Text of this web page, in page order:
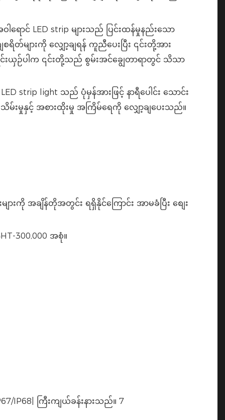
ရောင် LED strip များသည် ပြင်းထန်မှုနည်းသော
များကို လျှော့ချရန် ကူညီပေးပြီး ၎င်းတို့အား
နှိုင်းယှဉ်ပါက ၎င်းတို့သည် စွမ်းအင်ချွေတာရာတွင် သိသာ
strip light သည် ပုံမှန်အားဖြင့် နာရီပေါင်း သောင်း
းမှုနှင့် အစားထိုးမှု အကြိမ်ရေကို လျှော့ချပေးသည်။
အချိန်တိုအတွင်း ရရှိနိုင်ကြောင်း အာမခံပြီး စျေး
300,000 အစုံ။